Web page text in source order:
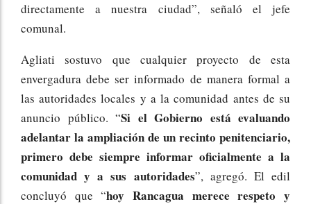
directamente a nuestra ciudad”, señaló el jefe
comunal.
Agliati sostuvo que cualquier proyecto de esta
envergadura debe ser informado de manera formal a
las autoridades locales y a la comunidad antes de su
anuncio público. “Si el Gobierno está evaluando
adelantar la ampliación de un recinto penitenciario,
primero debe siempre informar oficialmente a la
comunidad y a sus autoridades”, agregó. El edil
concluyó que “hoy Rancagua merece respeto y